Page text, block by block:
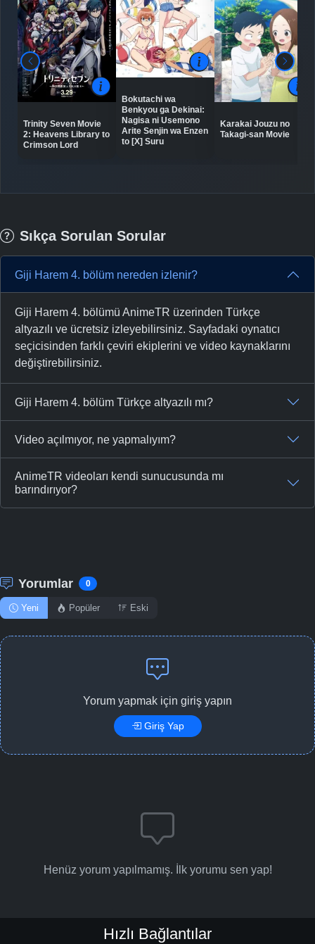
Trinity Seven Movie
2: Heavens Library to
Crimson Lord
Bokutachi wa
Benkyou ga Dekinai:
Nagisa ni Usemono
Arite Senjin wa Enzen
to [X] Suru
Karakai Jouzu no
Takagi-san Movie
Sıkça Sorulan Sorular
Giji Harem 4. bölüm nereden izlenir?
Giji Harem 4. bölümü AnimeTR üzerinden Türkçe
altyazılı ve ücretsiz izleyebilirsiniz. Sayfadaki oynatıcı
seçicisinden farklı çeviri ekiplerini ve video kaynaklarını
değiştirebilirsiniz.
Giji Harem 4. bölüm Türkçe altyazılı mı?
Video açılmıyor, ne yapmalıyım?
AnimeTR videoları kendi sunucusunda mı
barındırıyor?
Yorumlar 0
Yeni Popüler Eski
Yorum yapmak için giriş yapın
Giriş Yap
Henüz yorum yapılmamış. İlk yorumu sen yap!
Hızlı Bağlantılar